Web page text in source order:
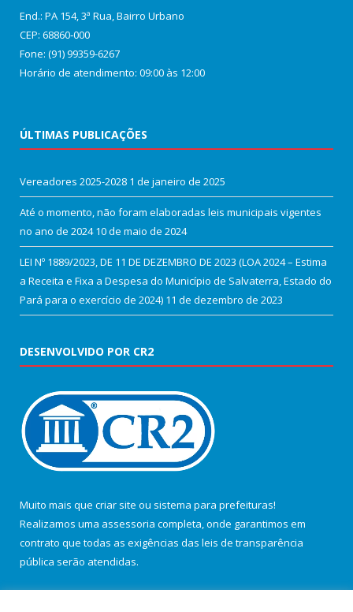
End.: PA 154, 3ª Rua, Bairro Urbano
CEP: 68860‑000
Fone: (91) 99359-6267
Horário de atendimento: 09:00 às 12:00
ÚLTIMAS PUBLICAÇÕES
Vereadores 2025-2028 1 de janeiro de 2025
Até o momento, não foram elaboradas leis municipais vigentes
no ano de 2024 10 de maio de 2024
LEI Nº 1889/2023, DE 11 DE DEZEMBRO DE 2023 (LOA 2024 – Estima
a Receita e Fixa a Despesa do Município de Salvaterra, Estado do
Pará para o exercício de 2024) 11 de dezembro de 2023
DESENVOLVIDO POR CR2
Muito mais que criar site ou sistema para prefeituras!
Realizamos uma assessoria completa, onde garantimos em
contrato que todas as exigências das leis de transparência
pública serão atendidas.